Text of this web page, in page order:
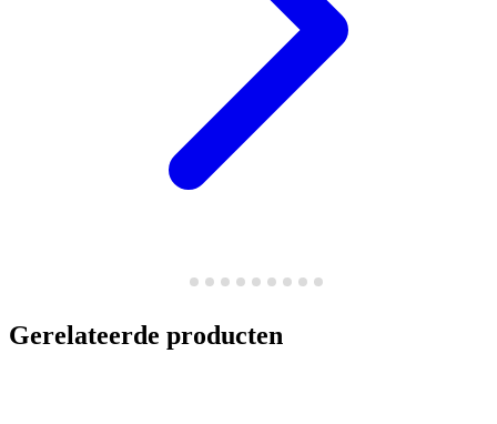
Gerelateerde producten